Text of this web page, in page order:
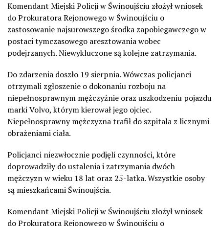
Komendant Miejski Policji w Świnoujściu złożył wniosek
do Prokuratora Rejonowego w Świnoujściu o
zastosowanie najsurowszego środka zapobiegawczego w
postaci tymczasowego aresztowania wobec
podejrzanych. Niewykluczone są kolejne zatrzymania.
Do zdarzenia doszło 19 sierpnia. Wówczas policjanci
otrzymali zgłoszenie o dokonaniu rozboju na
niepełnosprawnym mężczyźnie oraz uszkodzeniu pojazdu
marki Volvo, którym kierował jego ojciec.
Niepełnosprawny mężczyzna trafił do szpitala z licznymi
obrażeniami ciała.
Policjanci niezwłocznie podjęli czynności, które
doprowadziły do ustalenia i zatrzymania dwóch
mężczyzn w wieku 18 lat oraz 25-latka. Wszystkie osoby
są mieszkańcami Świnoujścia.
Komendant Miejski Policji w Świnoujściu złożył wniosek
do Prokuratora Rejonowego w Świnoujściu o